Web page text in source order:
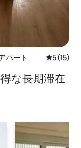
パート レビュー
5 (15)
な長⁠期⁠滞⁠在